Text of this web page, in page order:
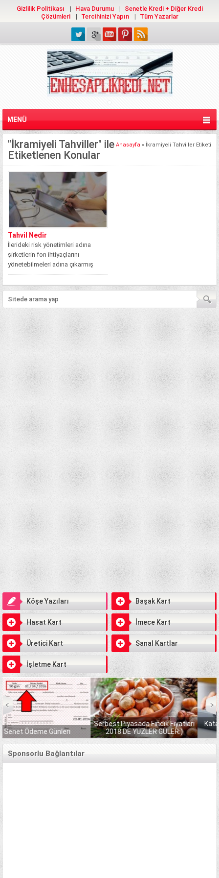
Gizlilik Politikası Hava Durumu
Senetle Kredi + Diğer Kredi
Çözümleri
Tercihinizi Yapın Tüm Yazarlar
MENÜ
Anasayfa » İkramiyeli Tahviller Etiketi
"İkramiyeli Tahviller" ile
Etiketlenen Konular
Tahvil Nedir
İlerideki risk yönetimleri adına
şirketlerin fon ihtiyaçlarını
yönetebilmeleri adına çıkarmış
oldukları borç senetleri ekonomi
terimleri...
Köşe Yazıları Başak Kart
Hasat Kart İmece Kart
Üretici Kart Sanal Kartlar
İşletme Kart
Serbest Piyasada Fındık Fiyatları
2018 DE YÜZLER GÜLER:)
Katar İşçi Maaşları
KREDİ ALMAK
Sponsorlu Bağlantılar